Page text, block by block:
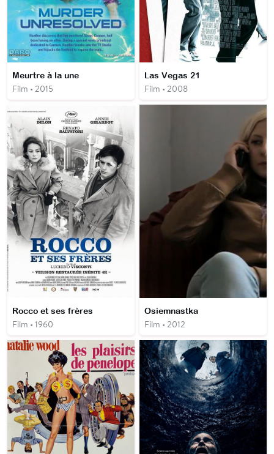
Meurtre à la une
Film • 2015
Las Vegas 21
Film • 2008
Rocco et ses frères
Film • 1960
Osiemnastka
Film • 2012